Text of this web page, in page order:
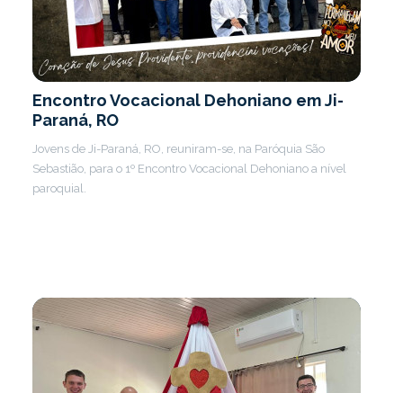
Encontro Vocacional Dehoniano em Ji-
Paraná, RO
Jovens de Ji-Paraná, RO, reuniram-se, na Paróquia São
Sebastião, para o 1º Encontro Vocacional Dehoniano a nível
paroquial.